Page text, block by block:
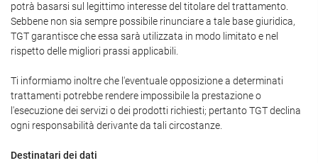
potrà basarsi sul legittimo interesse del titolare del trattamento.
Sebbene non sia sempre possibile rinunciare a tale base giuridica,
TGT garantisce che essa sarà utilizzata in modo limitato e nel
rispetto delle migliori prassi applicabili.
Ti informiamo inoltre che l'eventuale opposizione a determinati
trattamenti potrebbe rendere impossibile la prestazione o
l'esecuzione dei servizi o dei prodotti richiesti; pertanto TGT declina
ogni responsabilità derivante da tali circostanze.
Destinatari dei dati